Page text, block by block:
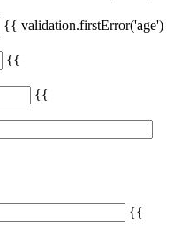
{{ validation.firstError('age')
{{
{{
{{